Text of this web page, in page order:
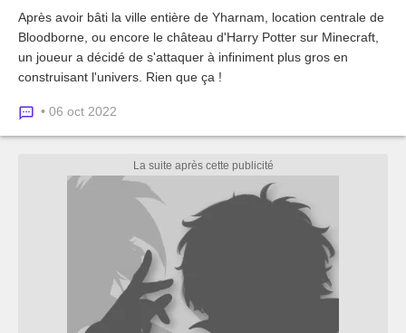
Après avoir bâti la ville entière de Yharnam, location centrale de
Bloodborne, ou encore le château d'Harry Potter sur Minecraft,
un joueur a décidé de s'attaquer à infiniment plus gros en
construisant l'univers. Rien que ça !
• 06 oct 2022